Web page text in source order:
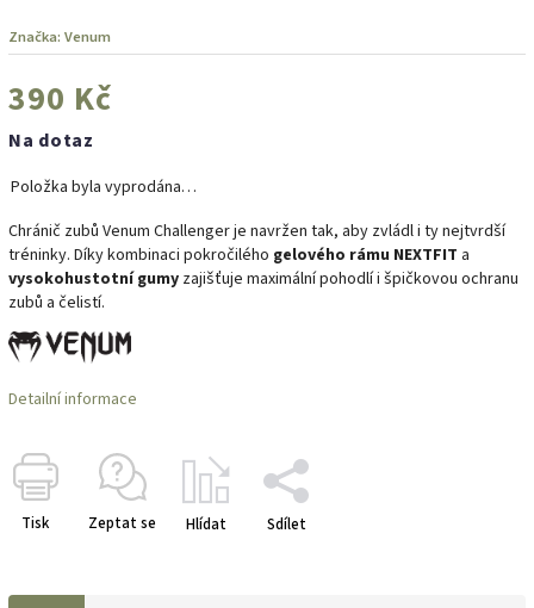
Značka: Venum
390 Kč
Na dotaz
Položka byla vyprodána…
Chránič zubů Venum Challenger je navržen tak, aby zvládl i ty nejtvrdší
tréninky. Díky kombinaci pokročilého gelového rámu NEXTFIT a
vysokohustotní gumy zajišťuje maximální pohodlí i špičkovou ochranu
zubů a čelistí.
Detailní informace
Tisk Zeptat se Hlídat Sdílet